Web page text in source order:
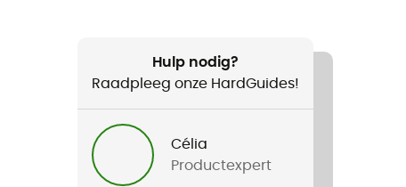
Hulp nodig?
Raadpleeg onze HardGuides!
Célia
Productexpert